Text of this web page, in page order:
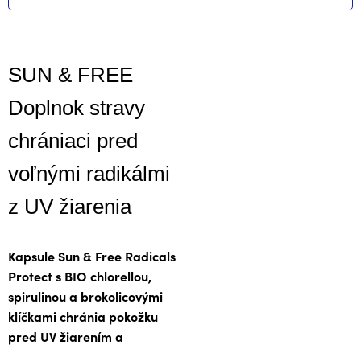
SUN & FREE
Doplnok stravy
chrániaci pred
voľnými radikálmi
z UV žiarenia
Kapsule Sun & Free Radicals
Protect s BIO chlorellou,
spirulinou a brokolicovými
klíčkami chránia pokožku
pred UV žiarením a